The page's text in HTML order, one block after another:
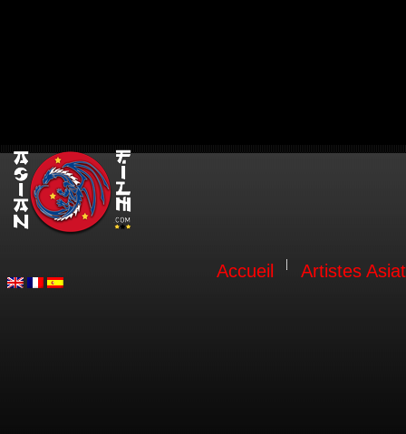
Accueil Artistes